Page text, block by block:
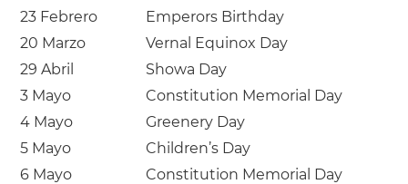
23 Febrero
Emperors Birthday
20 Marzo
Vernal Equinox Day
29 Abril
Showa Day
3 Mayo
Constitution Memorial Day
4 Mayo
Greenery Day
5 Mayo
Children’s Day
6 Mayo
Constitution Memorial Day